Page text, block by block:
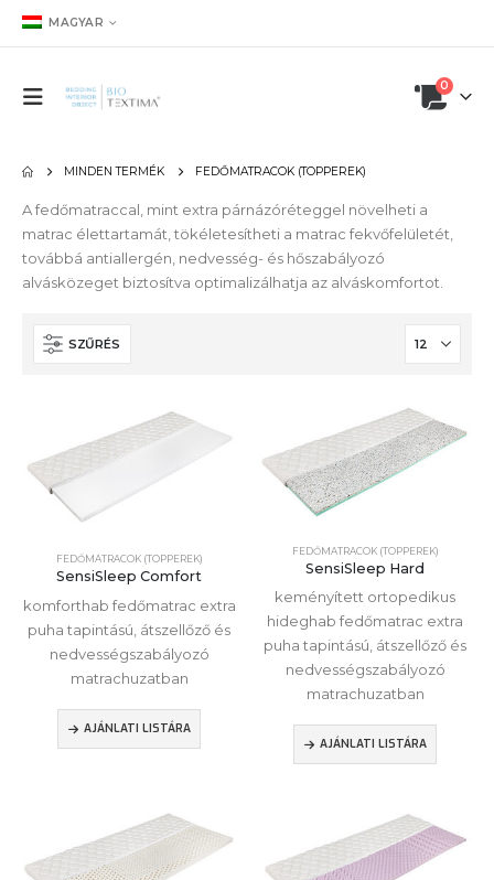
MAGYAR
0
MINDEN TERMÉK FEDŐMATRACOK (TOPPEREK)
A fedőmatraccal, mint extra párnázóréteggel növelheti a
matrac élettartamát, tökéletesítheti a matrac fekvőfelületét,
továbbá antiallergén, nedvesség- és hőszabályozó
alvásközeget biztosítva optimalizálhatja az alváskomfortot.
SZŰRÉS
FEDŐMATRACOK (TOPPEREK)
SensiSleep Comfort
komforthab fedőmatrac extra
puha tapintású, átszellőző és
nedvességszabályozó
matrachuzatban
AJÁNLATI LISTÁRA
FEDŐMATRACOK (TOPPEREK)
SensiSleep Hard
keményített ortopedikus
hideghab fedőmatrac extra
puha tapintású, átszellőző és
nedvességszabályozó
matrachuzatban
AJÁNLATI LISTÁRA